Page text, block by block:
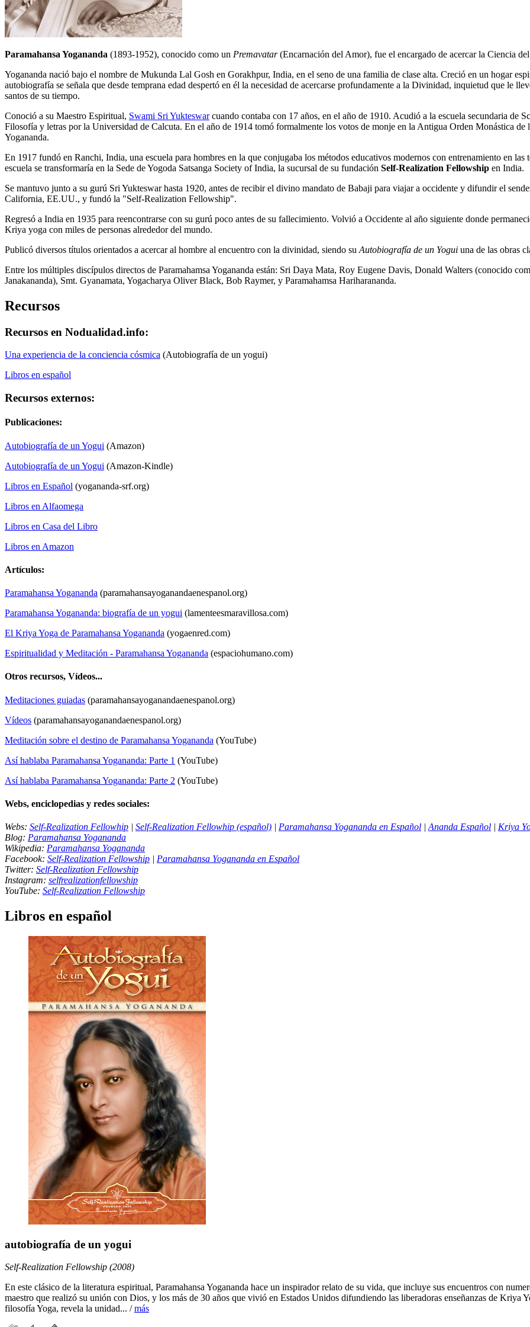
Paramahansa Yogananda (1893-1952), conocido como un Premavatar(Encarnación del Amor), fue el encargado de acercar la Ciencia
Yogananda nació bajo el nombre de Mukunda Lal Gosh en Gorakhpur, India, en el seno de una familia de clase alta. Creció en un hogar
autobiografía se señala que desde temprana edad despertó en él la necesidad de acercarse profundamente a la Divinidad, inquietud que le
santos de su tiempo.
Conoció a su Maestro Espiritual, Swami Sri Yukteswarcuando contaba con 17 años, en el año de 1910. Acudió a la escuela secundaria de
Filosofía y letras por la Universidad de Calcuta. En el año de 1914 tomó formalmente los votos de monje en la Antigua Orden Monástica
Yogananda.
En 1917 fundó en Ranchi, India, una escuela para hombres en la que conjugaba los métodos educativos modernos con entrenamiento en las
escuela se transformaría en la Sede de Yogoda Satsanga Society of India, la sucursal de su fundación Self-Realization Fellowship en India.
Se mantuvo junto a su gurú Sri Yukteswar hasta 1920, antes de recibir el divino mandato de Babaji para viajar a occidente y difundir el
California, EE.UU., y fundó la "Self-Realization Fellowship".
Regresó a India en 1935 para reencontrarse con su gurú poco antes de su fallecimiento. Volvió a Occidente al año siguiente donde
Kriya yoga con miles de personas alrededor del mundo.
Publicó diversos títulos orientados a acercar al hombre al encuentro con la divinidad, siendo su Autobiografía de un Yogui una de las obras
Entre los múltiples discípulos directos de Paramahamsa Yogananda están: Sri Daya Mata, Roy Eugene Davis, Donald Walters (conocido
Janakananda), Smt. Gyanamata, Yogacharya Oliver Black, Bob Raymer, y Paramahamsa Hariharananda.
Recursos
Recursos en Nodualidad.info:
Una experiencia de la conciencia cósmica (Autobiografía de un yogui)
Libros en español
Recursos externos:
Publicaciones:
Autobiografía de un Yogui (Amazon)
Autobiografía de un Yogui (Amazon-Kindle)
Libros en Español (yogananda-srf.org)
Libros en Alfaomega
Libros en Casa del Libro
Libros en Amazon
Artículos:
Paramahansa Yogananda (paramahansayoganandaenespanol.org)
Paramahansa Yogananda: biografía de un yogui (lamenteesmaravillosa.com)
El Kriya Yoga de Paramahansa Yogananda (yogaenred.com)
Espiritualidad y Meditación - Paramahansa Yogananda (espaciohumano.com)
Otros recursos, Vídeos...
Meditaciones guiadas (paramahansayoganandaenespanol.org)
Vídeos (paramahansayoganandaenespanol.org)
Meditación sobre el destino de Paramahansa Yogananda (YouTube)
Así hablaba Paramahansa Yogananda: Parte 1 (YouTube)
Así hablaba Paramahansa Yogananda: Parte 2 (YouTube)
Webs, enciclopedias y redes sociales:
Webs: Self-Realization Fellowhip | Self-Realization Fellowhip (español) | Paramahansa Yogananda en Español | Ananda Español | Kriya
Blog: Paramahansa Yogananda
Wikipedia: Paramahansa Yogananda
Facebook: Self-Realization Fellowship | Paramahansa Yogananda en Español
Twitter: Self-Realization Fellowship
Instagram: selfrealizationfellowship
YouTube: Self-Realization Fellowship
Libros en español
autobiografía de un yogui
Self-Realization Fellowship (2008)
En este clásico de la literatura espiritual, Paramahansa Yogananda hace un inspirador relato de su vida, que incluye sus encuentros con
maestro que realizó su unión con Dios, y los más de 30 años que vivió en Estados Unidos difundiendo las liberadoras enseñanzas de Kriya
filosofía Yoga, revela la unidad... /más